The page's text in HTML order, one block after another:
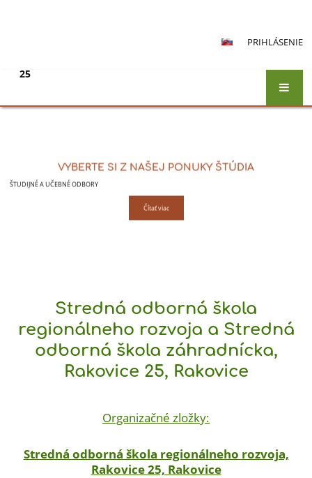
PRIHLÁSENIE
25
VYBERTE SI Z NAŠEJ PONUKY ŠTÚDIA
ŠTUDIJNÉ A UČEBNÉ ODBORY
Čítať viac
Stredná odborná škola
regionálneho rozvoja a Stredná
odborná škola záhradnícka,
Rakovice 25, Rakovice
Organizačné zložky:
Stredná odborná škola regionálneho rozvoja,
Rakovice 25, Rakovice